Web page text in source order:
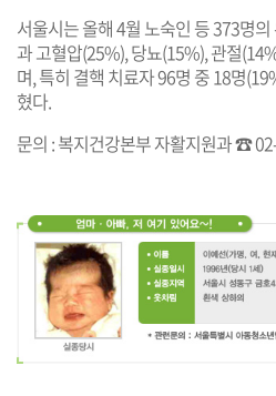
서울시는 올해 4월 노숙인 등 373명
과 고혈압(25%), 당뇨(15%), 관절
며, 특히 결핵 치료자 96명 중 18명
혔다.
문의 : 복지건강본부 자활지원과 ☎